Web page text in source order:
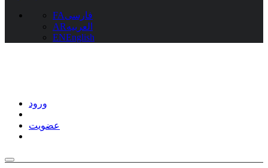
FAفارسی
ARالعربیه
ENEnglish
ورود
عضویت